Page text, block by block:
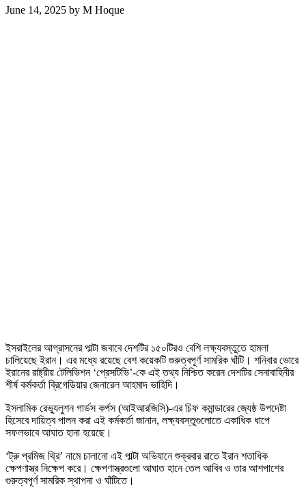
June 14, 2025 by M Hoque
ইসরাইলের আগ্রাসনের পাল্টা জবাবে দেশটির ১৫০টিরও বেশি লক্ষ্যবস্তুতে হামলা
চালিয়েছে ইরান। এর মধ্যে রয়েছে বেশ কয়েকটি গুরুত্বপূর্ণ সামরিক ঘাঁটি। শনিবার ভোরে
ইরানের রাষ্ট্রীয় টেলিভিশন ‘প্রেসটিভি’-কে এই তথ্য নিশ্চিত করেন দেশটির সেনাবাহিনীর
শীর্ষ কর্মকর্তা ব্রিগেডিয়ার জেনারেল আহমাদ ভাহিদি।
ইসলামিক রেভ্যুলুশন গার্ডস কর্পস (আইআরজিসি)-এর চিফ কমান্ডারের জ্যেষ্ঠ উপদেষ্টা
হিসেবে দায়িত্ব পালন করা এই কর্মকর্তা জানান, লক্ষ্যবস্তুগুলোতে একাধিক ধাপে
সফলভাবে আঘাত হানা হয়েছে।
‘ট্রু প্রমিজ থ্রি’ নামে চালানো এই পাল্টা অভিযানে শুক্রবার রাতে ইরান শতাধিক
ক্ষেপণাস্ত্র নিক্ষেপ করে। ক্ষেপণাস্ত্রগুলো আঘাত হানে তেল আবিব ও তার আশপাশের
গুরুত্বপূর্ণ সামরিক স্থাপনা ও ঘাঁটিতে।